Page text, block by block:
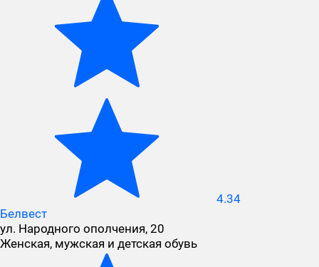
4.34
Белвест
ул. Народного ополчения, 20
Женская, мужская и детская обувь